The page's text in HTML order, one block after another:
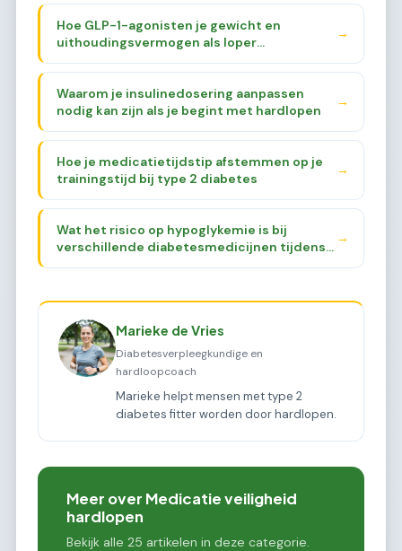
Hoe GLP-1-agonisten je gewicht en
uithoudingsvermogen als loper
beïnvloeden in 2026
→
Waarom je insulinedosering aanpassen
nodig kan zijn als je begint met hardlopen
→
Hoe je medicatietijdstip afstemmen op je
trainingstijd bij type 2 diabetes
→
Wat het risico op hypoglykemie is bij
verschillende diabetesmedicijnen tijdens
het lopen
→
Marieke de Vries
Diabetesverpleegkundige en
hardloopcoach
Marieke helpt mensen met type 2
diabetes fitter worden door hardlopen.
Meer over Medicatie veiligheid
hardlopen
Bekijk alle 25 artikelen in deze categorie.